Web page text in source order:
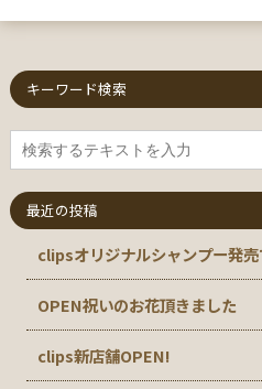
キーワード検索
最近の投稿
clipsオリジナルシャンプー発売
OPEN祝いのお花頂きました
clips新店舗OPEN!